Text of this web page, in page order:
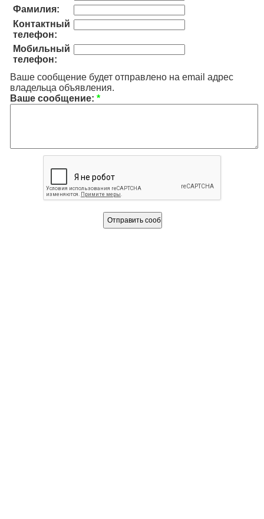
Фамилия:
Контактный
телефон:
Мобильный
телефон:
Ваше сообщение будет отправлено на email адрес
владельца объявления.
Ваше сообщение: *